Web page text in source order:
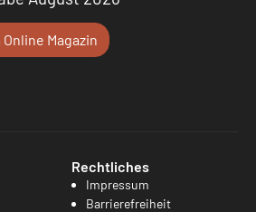
Online Magazin
Rechtliches
Impressum
Barrierefreiheit